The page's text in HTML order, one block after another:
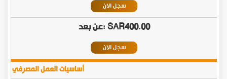
سجل الان
SAR400.00
سجل الان
أساسيات العمل المصرفي